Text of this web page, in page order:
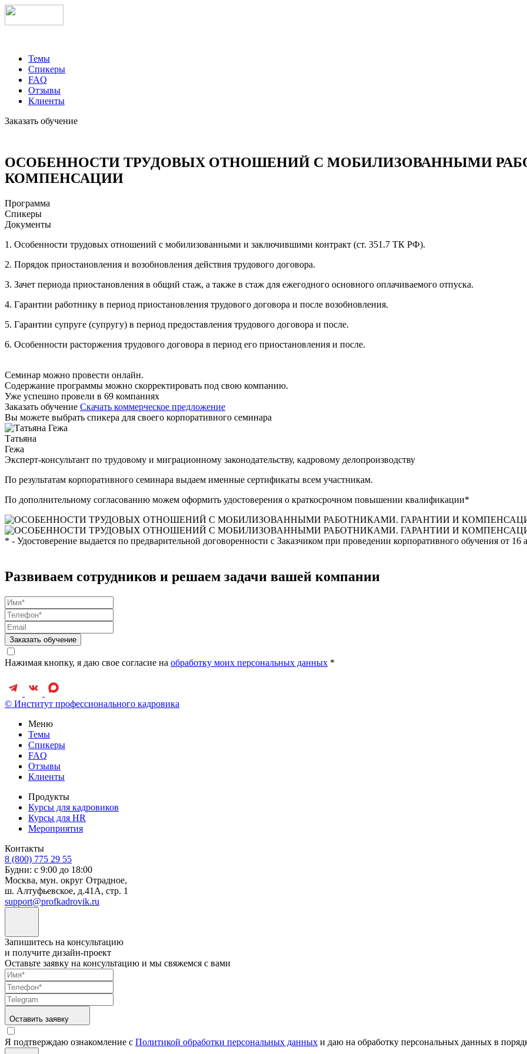
Темы
Спикеры
FAQ
Отзывы
Клиенты
Заказать обучение
ОСОБЕННОСТИ ТРУДОВЫХ ОТНОШЕНИЙ С МОБИЛИЗОВАННЫМИ
КОМПЕНСАЦИИ
Программа
Спикеры
Документы
1. Особенности трудовых отношений с мобилизованными и заключившими контракт (ст. 351.7 ТК РФ).
2. Порядок приостановления и возобновления действия трудового договора.
3. Зачет периода приостановления в общий стаж, а также в стаж для ежегодного основного оплачиваемого отпуска.
4. Гарантии работнику в период приостановления трудового договора и после возобновления.
5. Гарантии супруге (супругу) в период предоставления трудового договора и после.
6. Особенности расторжения трудового договора в период его приостановления и после.
Семинар можно провести онлайн.
Содержание программы можно скорректировать под свою компанию.
Уже успешно провели в 69 компаниях
Заказать обучение Скачать коммерческое предложение
Вы можете выбрать спикера для своего корпоративного семинара
Татьяна
Гежа
Эксперт-консультант по трудовому и миграционному законодательству, кадровому делопроизводству
По результатам корпоративного семинара выдаем именные сертификаты всем участникам.
По дополнительному согласованию можем оформить удостоверения о краткосрочном повышении квалификации*
* - Удостоверение выдается по предварительной договоренности с Заказчиком при проведении корпоративного обучения от 16
Развиваем сотрудников и решаем задачи вашей компании
Заказать обучение
Нажимая кнопку, я даю свое согласие на обработку моих персональных данных *
© Институт профессионального кадровика
Меню
Темы
Спикеры
FAQ
Отзывы
Клиенты
Продукты
Курсы для кадровиков
Курсы для HR
Мероприятия
Контакты
8 (800) 775 29 55
Будни: с 9:00 до 18:00
Москва, мун. округ Отрадное,
ш. Алтуфьевское, д.41А, стр. 1
support@profkadrovik.ru
Запишитесь на консультацию
и получите дизайн-проект
Оставьте заявку на консультацию и мы свяжемся с вами
Оставить заявку
Я подтверждаю ознакомление с Политикой обработки персональных данных и даю на обработку персональных данных в